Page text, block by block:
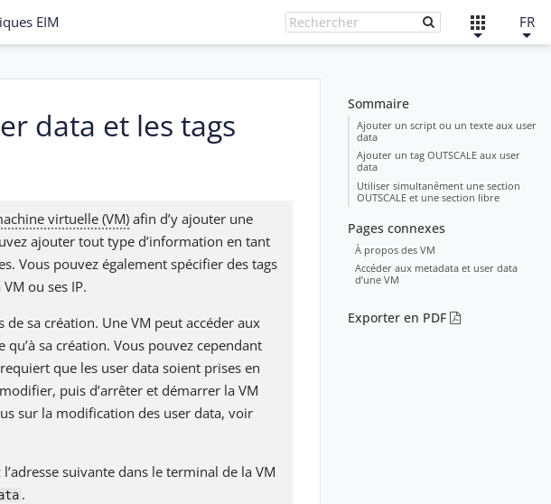
EIM FR
Sommaire
Ajouter un script ou un texte aux user
data
Ajouter un tag OUTSCALE aux user
data
Utiliser simultanément une section
OUTSCALE et une section libre
Pages connexes
À propos des VM
Accéder aux metadata et user data
d’une VM
Exporter en PDF
data et les tags
virtuelle (VM) afin d’y ajouter une
ajouter tout type d’information en tant
Vous pouvez également spécifier des tags
ou ses IP.
sa création. Une VM peut accéder aux
sa création. Vous pouvez cependant
que les user data soient prises en
puis d’arrêter et démarrer la VM
sur la modification des user data, voir
suivante dans le terminal de la VM
.